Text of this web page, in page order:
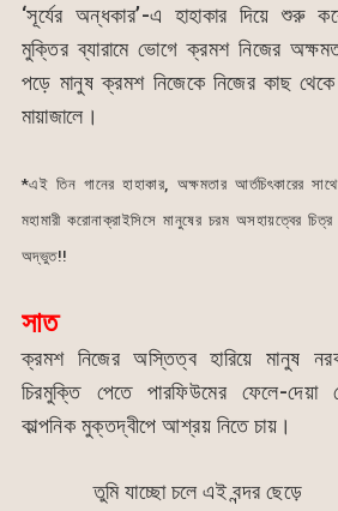
‘সূর্যের অন্ধকার’-এ হাহাকার দিয়ে শুরু
মুক্তির ব্যারামে ভোগে ক্রমশ নিজের
পড়ে মানুষ ক্রমশ নিজেকে নিজের কাছ
মায়াজালে।
*এই তিন গানের হাহাকার, অক্ষমতার আর্তচিৎকারের সাথে
মহামারী করোনাক্রাইসিসে মানুষের চরম অসহায়ত্বের
অদ্ভুত!!
সাত
ক্রমশ নিজের অস্তিত্ব হারিয়ে মানুষ
চিরমুক্তি পেতে পারফিউমের ফেলে-
কাল্পনিক মুক্তদ্বীপে আশ্রয় নিতে চায়।
তুমি যাচ্ছো চলে এই বন্দর ছেড়ে